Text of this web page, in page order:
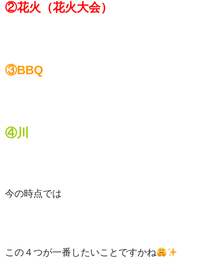
②花火（花火大会）
③BBQ
④川
今の時点では
この４つが一番したいことですかね